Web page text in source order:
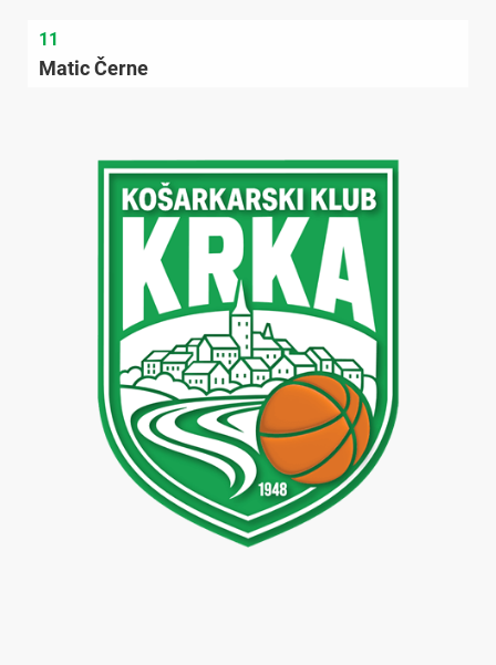
11
Matic Černe